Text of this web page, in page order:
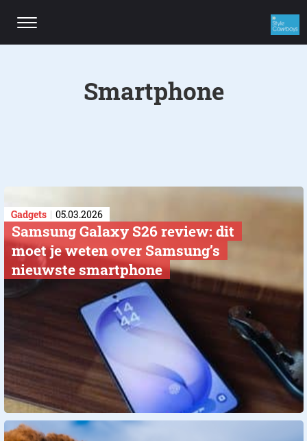
Gadgets 05.03.2026
Samsung Galaxy S26 review: dit
moet je weten over Samsung’s
nieuwste smartphone